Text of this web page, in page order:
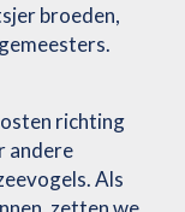
broeden,
richting
andere
Als